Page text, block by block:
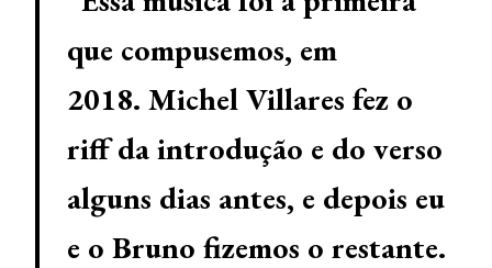
que compusemos, em
2018. Michel Villares fez o
riff da introdução e do verso
alguns dias antes, e depois eu
e o Bruno fizemos o restante.